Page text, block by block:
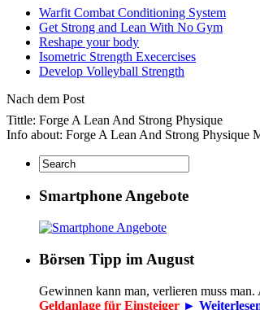
Warfit Combat Conditioning System
Get Strong and Lean With No Gym
Reshape your body
Isometric Strength Execercises
Develop Volleyball Strength
Nach dem Post
Tittle: Forge A Lean And Strong Physique
Info about: Forge A Lean And Strong Physique
Smartphone Angebote
Börsen Tipp im August
Gewinnen kann man, verlieren muss
Geldanlage für Einsteiger ►